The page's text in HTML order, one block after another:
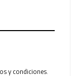
y condiciones.